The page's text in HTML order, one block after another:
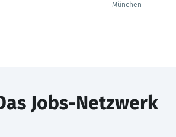
München
Jobs-Netzwerk